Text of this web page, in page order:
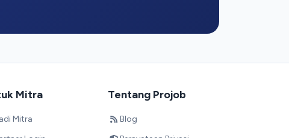
Mitra
Mitra
Tentang Projob
Blog
employer?
Mulai Percakapan
Kami membalas dengan cepat